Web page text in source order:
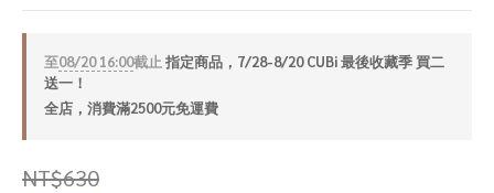
至08/20 16:00截止 指定商品，7/28-8/20 CUBi 最後收藏季 買二
送一！
全店，消費滿2500元免運費
NT$630